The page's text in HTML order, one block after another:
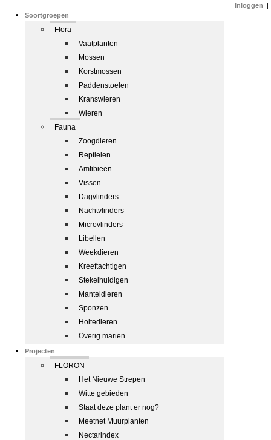
Soortgroepen
Flora
Vaatplanten
Mossen
Korstmossen
Paddenstoelen
Kranswieren
Wieren
Fauna
Zoogdieren
Reptielen
Amfibieën
Vissen
Dagvlinders
Nachtvlinders
Microvlinders
Libellen
Weekdieren
Kreeftachtigen
Stekelhuidigen
Manteldieren
Sponzen
Holtedieren
Overig marien
Projecten
FLORON
Het Nieuwe Strepen
Witte gebieden
Staat deze plant er nog?
Meetnet Muurplanten
Nectarindex
Inloggen |